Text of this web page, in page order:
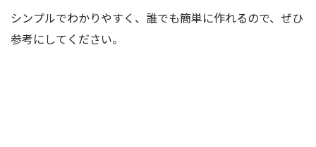
シンプルでわかりやすく、誰でも簡単に作れるので、ぜひ
参考にしてください。